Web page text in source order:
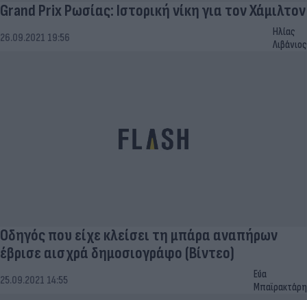
Grand Prix Ρωσίας: Ιστορική νίκη για τον Χάμιλτον
26.09.2021 19:56
Ηλίας
Λιβάνιος
Οδηγός που είχε κλείσει τη μπάρα αναπήρων
έβρισε αισχρά δημοσιογράφο (Βίντεο)
25.09.2021 14:55
Εύα
Μπαϊρακτάρη